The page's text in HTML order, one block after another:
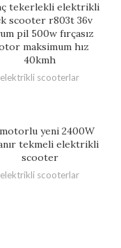
tekerlekli elektrikli
scooter r803t 36v
pil 500w fırçasız
maksimum hız
40kmh
elektrikli scooterlar
yeni 2400W
tekmeli elektrikli
scooter
elektrikli scooterlar